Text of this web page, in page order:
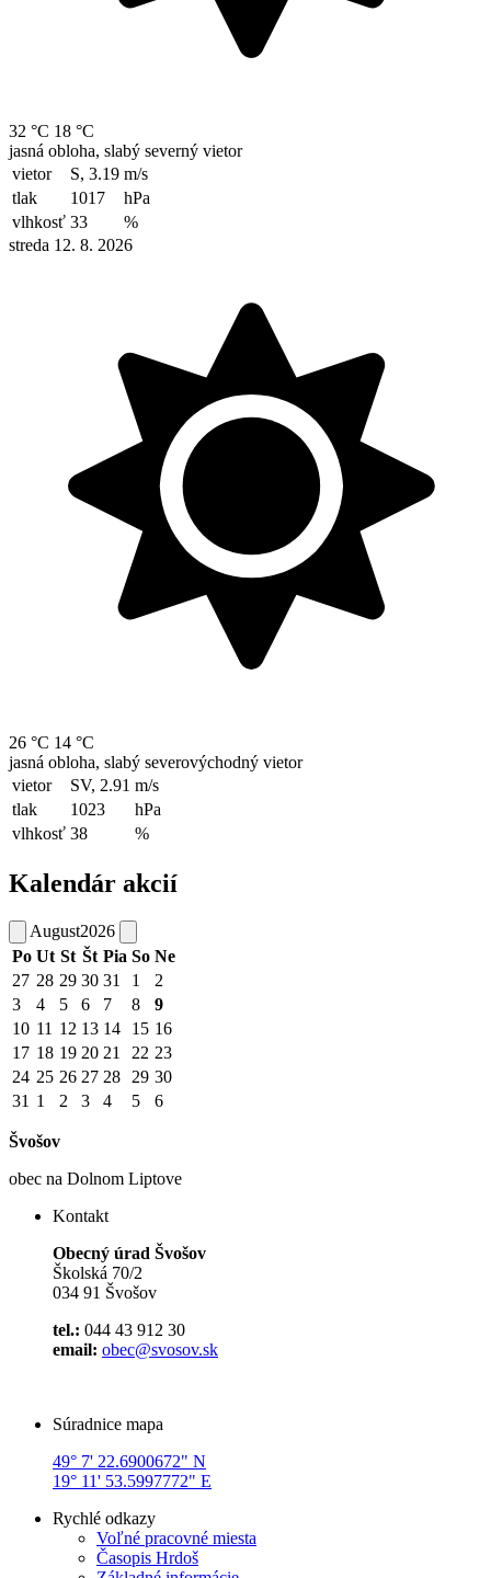
32 °C 18 °C
jasná obloha, slabý severný vietor
vietor
S, 3.19 m/s
tlak
1017
hPa
vlhkosť 33
%
streda 12. 8. 2026
26 °C 14 °C
jasná obloha, slabý severovýchodný vietor
vietor
SV, 2.91 m/s
tlak
1023
hPa
vlhkosť 38 %
Kalendár akcií
August2026
Po Ut St Št Pia So Ne
27 28 29 30 31 1
2
3
4 5 6 7 8
9
10 11 12 13 14 15 16
17 18 19 20 21 22 23
24 25 26 27 28 29 30
31 1 2 3 4 5 6
Švošov
obec na Dolnom Liptove
Kontakt
Obecný úrad Švošov
Školská 70/2
034 91 Švošov
tel.: 044 43 912 30
email: obec@svosov.sk
Súradnice mapa
49° 7' 22.6900672" N
19° 11' 53.5997772" E
Rychlé odkazy
Voľné pracovné miesta
Časopis Hrdoš